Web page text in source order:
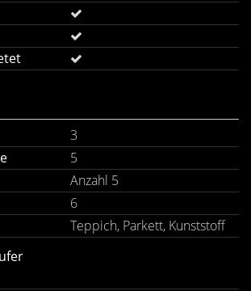
3
5
Anzahl 5
6
Teppich, Parkett, Kunststoff